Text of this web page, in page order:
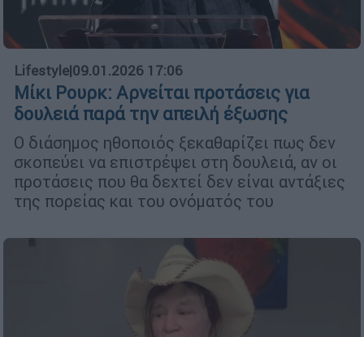
Lifestyle|09.01.2026 17:06
Μίκι Ρουρκ: Aρνείται προτάσεις για
δουλειά παρά την απειλή έξωσης
Ο διάσημος ηθοποιός ξεκαθαρίζει πως δεν
σκοπεύει να επιστρέψει στη δουλειά, αν οι
προτάσεις που θα δεχτεί δεν είναι αντάξιες
της πορείας και του ονόματός του